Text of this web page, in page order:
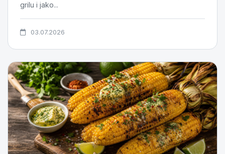
grilu i jako...
03.07.2026